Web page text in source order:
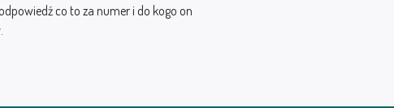
co to za numer i do kogo on